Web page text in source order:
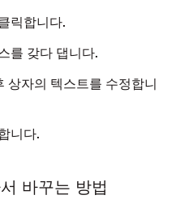
릭합니다.
를 갖다 댑니다.
상자의 텍스트를 수정합니
니다.
바꾸는 방법